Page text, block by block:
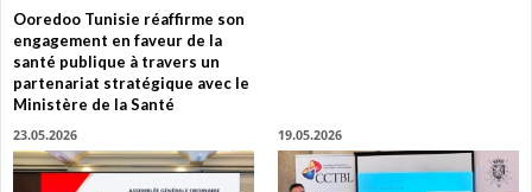
Ooredoo Tunisie réaffirme son
engagement en faveur de la
santé publique à travers un
partenariat stratégique avec le
Ministère de la Santé
23.05.2026 19.05.2026